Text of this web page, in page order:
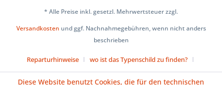
* Alle Preise inkl. gesetzl. Mehrwertsteuer zzgl.
Versandkosten und ggf. Nachnahmegebühren, wenn nicht anders
beschrieben
Reparturhinweise
wo ist das Typenschild zu finden?
Diese Website benutzt Cookies, die für den technischen